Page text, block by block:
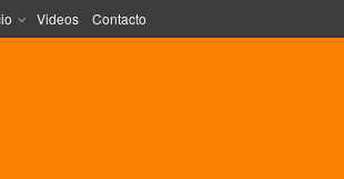
Videos Contacto